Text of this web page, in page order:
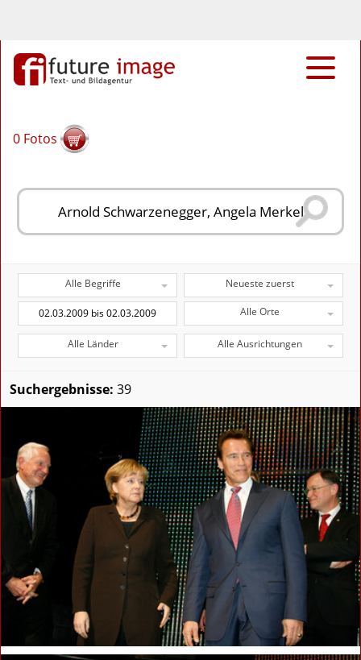
0 Fotos
Alle Begriffe Neueste zuerst
Alle Orte
Alle Länder Alle Ausrichtungen
Suchergebnisse: 39